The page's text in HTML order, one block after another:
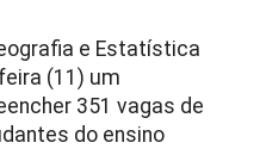
e Estatística
(11) um
351 vagas de
do ensino